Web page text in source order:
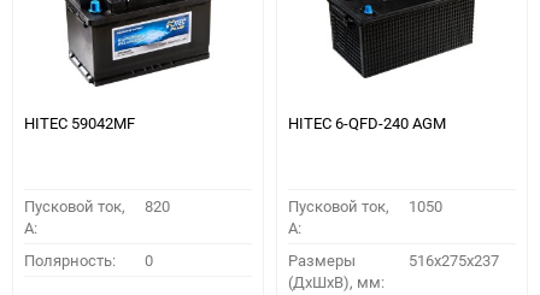
HITEC 59042MF
Пусковой ток,
A:
820
Полярность: 0
HITEC 6-QFD-240 AGM
Пусковой ток,
A:
1050
Размеры
(ДхШхВ), мм:
516x275x237